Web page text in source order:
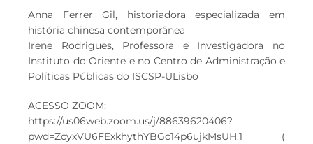
Anna Ferrer Gil, historiadora especializada em
história chinesa contemporânea
Irene Rodrigues, Professora e Investigadora no
Instituto do Oriente e no Centro de Administração e
Políticas Públicas do ISCSP-ULisbo
ACESSO ZOOM:
https://us06web.zoom.us/j/88639620406?
pwd=ZcyxVU6FExkhythYBGc14p6ujkMsUH.1 (